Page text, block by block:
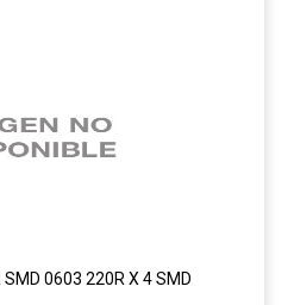
SMD 0603 220R X 4 SMD